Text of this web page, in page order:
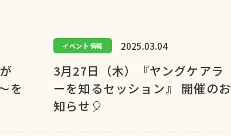
を
イベント情報 2025.03.04
3月27日（木）『ヤングケアラ
ーを知るセッション』 開催のお
知らせ🎈